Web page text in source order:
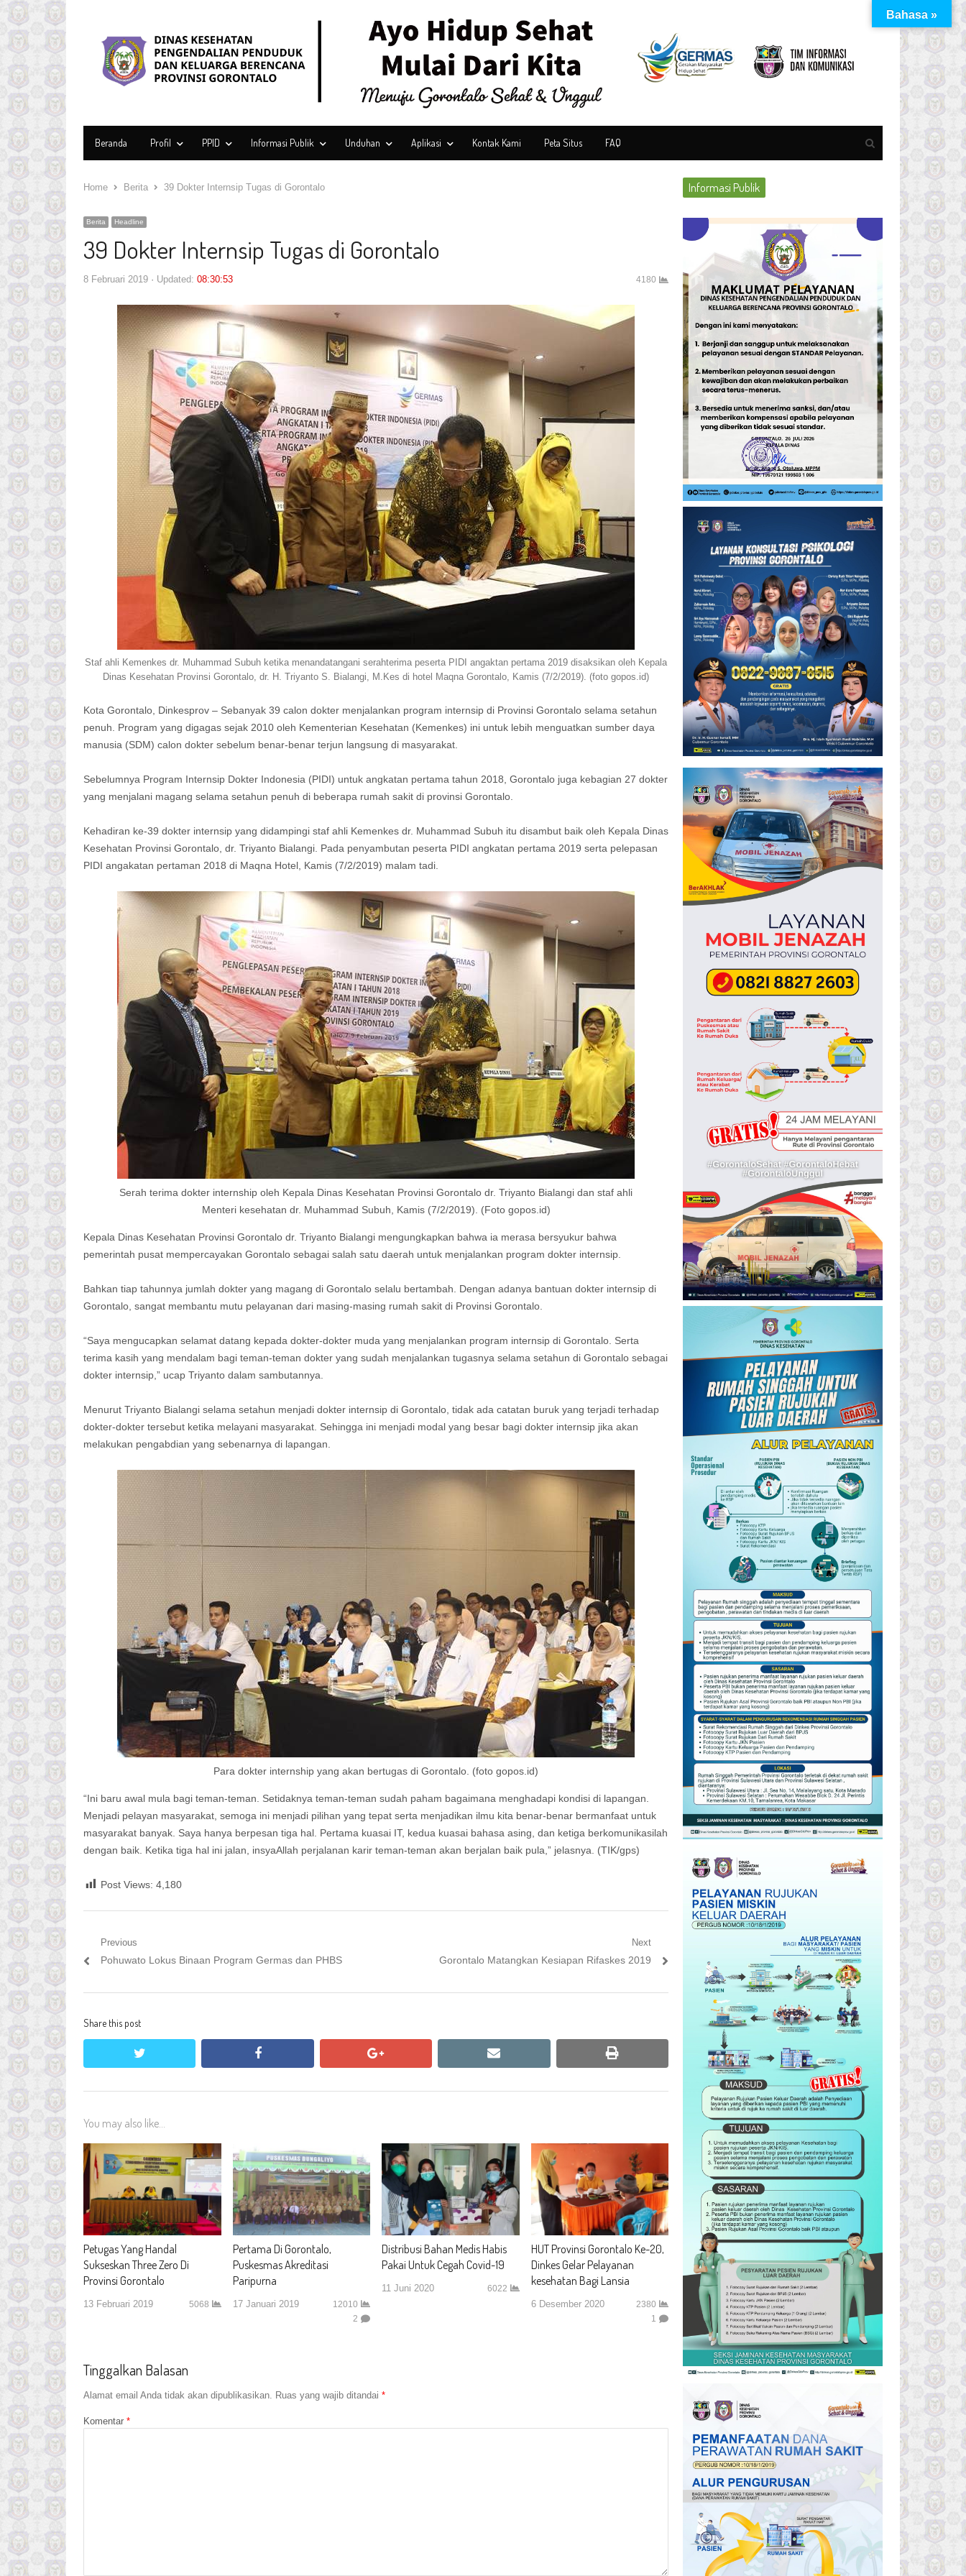
Beranda Profil PPID Informasi Publik Unduhan Aplikasi Kontak Kami Peta Situs FAQ
Open
search
panel
Home
Berita 39 Dokter Internsip Tugas di Gorontalo
Berita Headline
39 Dokter Internsip Tugas di Gorontalo
8 Februari 2019 Updated: 08:30:53 4180
Staf ahli Kemenkes dr. Muhammad Subuh ketika menandatangani serahterima peserta PIDI angaktan pertama 2019 disaksikan oleh Kepala
Dinas Kesehatan Provinsi Gorontalo, dr. H. Triyanto S. Bialangi, M.Kes di hotel Maqna Gorontalo, Kamis (7/2/2019). (foto gopos.id)
Kota Gorontalo, Dinkesprov – Sebanyak 39 calon dokter menjalankan program internsip di Provinsi Gorontalo selama setahun
penuh. Program yang digagas sejak 2010 oleh Kementerian Kesehatan (Kemenkes) ini untuk lebih menguatkan sumber daya
manusia (SDM) calon dokter sebelum benar-benar terjun langsung di masyarakat.
Sebelumnya Program Internsip Dokter Indonesia (PIDI) untuk angkatan pertama tahun 2018, Gorontalo juga kebagian 27 dokter
yang menjalani magang selama setahun penuh di beberapa rumah sakit di provinsi Gorontalo.
Kehadiran ke-39 dokter internsip yang didampingi staf ahli Kemenkes dr. Muhammad Subuh itu disambut baik oleh Kepala Dinas
Kesehatan Provinsi Gorontalo, dr. Triyanto Bialangi. Pada penyambutan peserta PIDI angkatan pertama 2019 serta pelepasan
PIDI angakatan pertaman 2018 di Maqna Hotel, Kamis (7/2/2019) malam tadi.
Serah terima dokter internship oleh Kepala Dinas Kesehatan Provinsi Gorontalo dr. Triyanto Bialangi dan staf ahli
Menteri kesehatan dr. Muhammad Subuh, Kamis (7/2/2019). (Foto gopos.id)
Kepala Dinas Kesehatan Provinsi Gorontalo dr. Triyanto Bialangi mengungkapkan bahwa ia merasa bersyukur bahwa
pemerintah pusat mempercayakan Gorontalo sebagai salah satu daerah untuk menjalankan program dokter internsip.
Bahkan tiap tahunnya jumlah dokter yang magang di Gorontalo selalu bertambah. Dengan adanya bantuan dokter internsip di
Gorontalo, sangat membantu mutu pelayanan dari masing-masing rumah sakit di Provinsi Gorontalo.
“Saya mengucapkan selamat datang kepada dokter-dokter muda yang menjalankan program internsip di Gorontalo. Serta
terima kasih yang mendalam bagi teman-teman dokter yang sudah menjalankan tugasnya selama setahun di Gorontalo sebagai
dokter internsip,” ucap Triyanto dalam sambutannya.
Menurut Triyanto Bialangi selama setahun menjadi dokter internsip di Gorontalo, tidak ada catatan buruk yang terjadi terhadap
dokter-dokter tersebut ketika melayani masyarakat. Sehingga ini menjadi modal yang besar bagi dokter internsip jika akan
melakukan pengabdian yang sebenarnya di lapangan.
Para dokter internship yang akan bertugas di Gorontalo. (foto gopos.id)
“Ini baru awal mula bagi teman-teman. Setidaknya teman-teman sudah paham bagaimana menghadapi kondisi di lapangan.
Menjadi pelayan masyarakat, semoga ini menjadi pilihan yang tepat serta menjadikan ilmu kita benar-benar bermanfaat untuk
masyarakat banyak. Saya hanya berpesan tiga hal. Pertama kuasai IT, kedua kuasai bahasa asing, dan ketiga berkomunikasilah
dengan baik. Ketika tiga hal ini jalan, insyaAllah perjalanan karir teman-teman akan berjalan baik pula,” jelasnya. (TIK/gps)
Post Views: 4,180
Navigasi
pos
Previous
Previous
Pohuwato Lokus Binaan Program Germas dan PHBS
Next
Next
Gorontalo Matangkan Kesiapan Rifaskes 2019
Share this post
twitter facebook google+ email print
You may also like...
Petugas Yang Handal
Sukseskan Three Zero Di
Provinsi Gorontalo
13 Februari 2019 5068
Pertama Di Gorontalo,
Puskesmas Akreditasi
Paripurna
17 Januari 2019
12010
2
Distribusi Bahan Medis Habis
Pakai Untuk Cegah Covid-19
11 Juni 2020 6022
HUT Provinsi Gorontalo Ke-20,
Dinkes Gelar Pelayanan
kesehatan Bagi Lansia
6 Desember 2020
2380
1
Tinggalkan Balasan
Alamat email Anda tidak akan dipublikasikan. Ruas yang wajib ditandai *
Komentar *
Informasi Publik
Bahasa »